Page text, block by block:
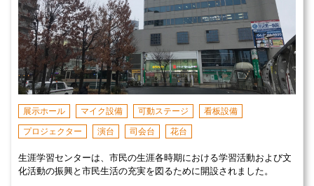
展示ホール マイク設備 可動ステージ
看板設備
プロジェクター
演台 司会台 花台
生涯学習センターは、市民の生涯各時期における学習活動および文
化活動の振興と市民生活の充実を図るために開設されました。